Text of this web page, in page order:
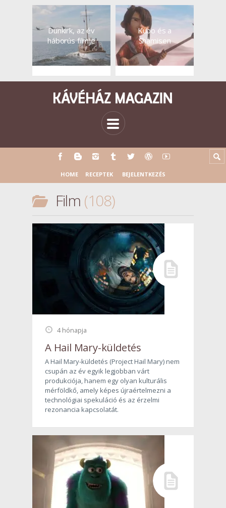
Dunkirk, az év
háborús filmje
Kubo és a
Shamisen
HOME RECEPTEK BEJELENTKEZÉS
Film 108
4 hónapja
A Hail Mary-küldetés
A Hail Mary-küldetés (Project Hail Mary) nem
csupán az év egyik legjobban várt
produkciója, hanem egy olyan kulturális
mérföldkő, amely képes újraértelmezni a
technológiai spekuláció és az érzelmi
rezonancia kapcsolatát.